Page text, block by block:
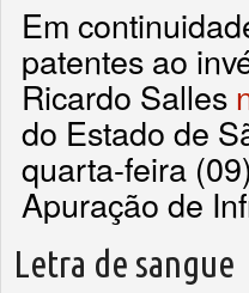
Em
patentes ao
Ricardo Salles
do Estado de
quarta-feira
Apuração de
Letra de sangue